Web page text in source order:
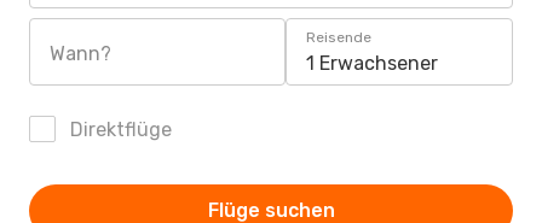
Wann?
Reisende
1 Erwachsener
Direktflüge
Flüge suchen